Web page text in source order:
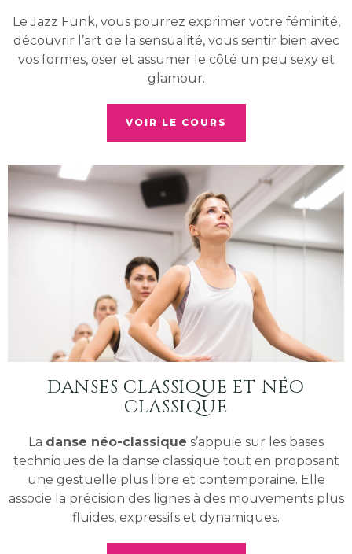
Le Jazz Funk, vous pourrez exprimer votre féminité,
découvrir l’art de la sensualité, vous sentir bien avec
vos formes, oser et assumer le côté un peu sexy et
glamour.
VOIR LE COURS
DANSES CLASSIQUE ET NÉO
CLASSIQUE
La danse néo-classique s’appuie sur les bases
techniques de la danse classique tout en proposant
une gestuelle plus libre et contemporaine. Elle
associe la précision des lignes à des mouvements plus
fluides, expressifs et dynamiques.